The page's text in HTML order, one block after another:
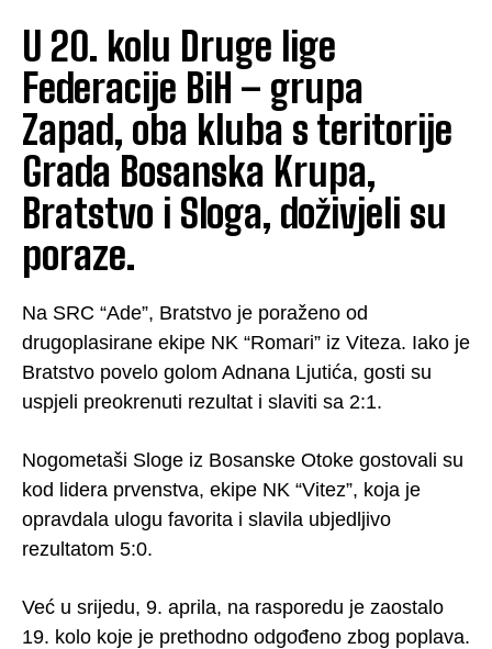
U 20. kolu Druge lige
Federacije BiH – grupa
Zapad, oba kluba s teritorije
Grada Bosanska Krupa,
Bratstvo i Sloga, doživjeli su
poraze.
Na SRC “Ade”, Bratstvo je poraženo od
drugoplasirane ekipe NK “Romari” iz Viteza. Iako je
Bratstvo povelo golom Adnana Ljutića, gosti su
uspjeli preokrenuti rezultat i slaviti sa 2:1.
Nogometaši Sloge iz Bosanske Otoke gostovali su
kod lidera prvenstva, ekipe NK “Vitez”, koja je
opravdala ulogu favorita i slavila ubjedljivo
rezultatom 5:0.
Već u srijedu, 9. aprila, na rasporedu je zaostalo
19. kolo koje je prethodno odgođeno zbog poplava.